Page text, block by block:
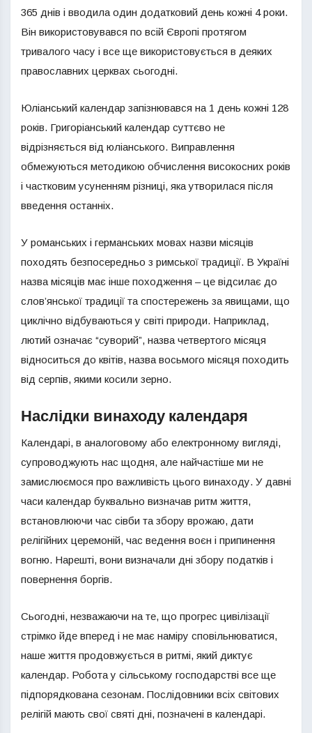
365 днів і вводила один додатковий день кожні 4 роки.
Він використовувався по всій Європі протягом
тривалого часу і все ще використовується в деяких
православних церквах сьогодні.
Юліанський календар запізнювався на 1 день кожні 128
років. Григоріанський календар суттєво не
відрізняється від юліанського. Виправлення
обмежуються методикою обчислення високосних років
і частковим усуненням різниці, яка утворилася після
введення останніх.
У романських і германських мовах назви місяців
походять безпосередньо з римської традиції. В Україні
назва місяців має інше походження – це відсилає до
слов’янської традиції та спостережень за явищами, що
циклічно відбуваються у світі природи. Наприклад,
лютий означає “суворий”, назва четвертого місяця
відноситься до квітів, назва восьмого місяця походить
від серпів, якими косили зерно.
Наслідки винаходу календаря
Календарі, в аналоговому або електронному вигляді,
супроводжують нас щодня, але найчастіше ми не
замислюємося про важливість цього винаходу. У давні
часи календар буквально визначав ритм життя,
встановлюючи час сівби та збору врожаю, дати
релігійних церемоній, час ведення воєн і припинення
вогню. Нарешті, вони визначали дні збору податків і
повернення боргів.
Сьогодні, незважаючи на те, що прогрес цивілізації
стрімко йде вперед і не має наміру сповільнюватися,
наше життя продовжується в ритмі, який диктує
календар. Робота у сільському господарстві все ще
підпорядкована сезонам. Послідовники всіх світових
релігій мають свої святі дні, позначені в календарі.